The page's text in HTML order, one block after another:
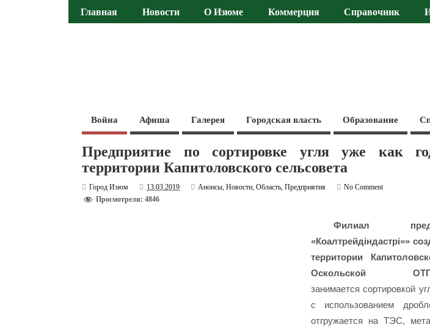
Главная Новости О Изюме Коммерция Справочник
Война Афиша Галерея Городская власть Образование
Предприятие по сортировке угля уже как
территории Капитоловского сельсовета
Город Изюм 13.03.2019 Анонсы,Новости,Область,Предприятия
No Comment
Просмотрели: 4846
Филиал
«Коалтрейдіндастрі»»
территории
Оскольской
занимаетсясортировкой
с использованием
отгружается на ТЭС,